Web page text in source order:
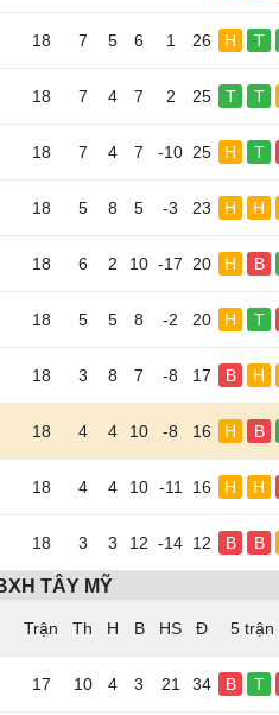
18 7 5 6 1 26 H T
18 7 4 7 2 25 T T
18 7 4 7 -10 25 H T
18 5 8 5 -3 23 H H
18 6 2 10 -17 20 H B
18 5 5 8 -2 20 H T
18 3 8 7 -8 17 B H
18 4 4 10 -8 16 H B
18 4 4 10 -11 16 H H
18 3 3 12 -14 12 B B
TÂY MỸ
5 trận
17 10 4 3 21 34 B T